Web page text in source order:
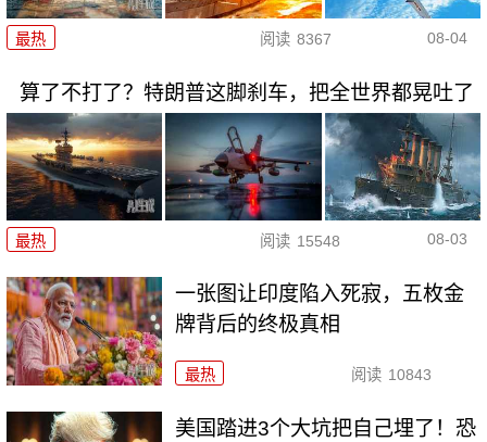
最热 阅读 8367 08-04
算了不打了？特朗普这脚刹车，把全世界都晃吐了
最热 阅读 15548 08-03
一张图让印度陷入死寂，五枚金
牌背后的终极真相
最热 阅读 10843
美国踏进3个大坑把自己埋了！恐